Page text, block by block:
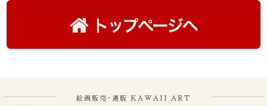
絵画販売･通販 KAWAII ART